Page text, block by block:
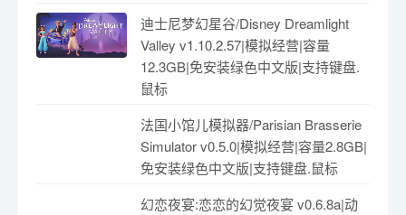
迪士尼梦幻星谷/Disney Dreamlight
Valley v1.10.2.57|模拟经营|容量
12.3GB|免安装绿色中文版|支持键盘.
鼠标
法国小馆儿模拟器/Parisian Brasserie
Simulator v0.5.0|模拟经营|容量2.8GB|
免安装绿色中文版|支持键盘.鼠标
幻恋夜宴:恋恋的幻觉夜宴 v0.6.8a|动